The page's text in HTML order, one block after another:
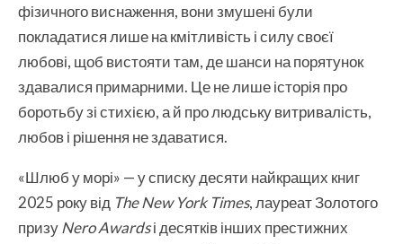
фізичного виснаження, вони змушені були
покладатися лише на кмітливість і силу своєї
любові, щоб вистояти там, де шанси на порятунок
здавалися примарними. Це не лише історія про
боротьбу зі стихією, а й про людську витривалість,
любов і рішення не здаватися.
«Шлюб у морі» — у списку десяти найкращих книг
2025 року від The New York Times, лауреат Золотого
призуNero Awardsі десятків інших престижних